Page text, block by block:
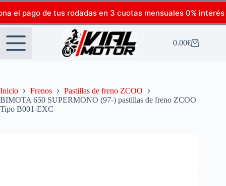
el pago de tus rodadas en 3 cuotas mensuales 0% interés
0.00€
Inicio Frenos
Pastillas de freno ZCOO
BIMOTA 650 SUPERMONO (97-) pastillas de freno ZCOO
Tipo B001-EXC